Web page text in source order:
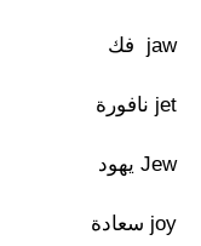
jaw فك
jet نافورة
Jew يهود
joy سعادة